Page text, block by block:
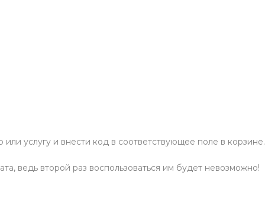
услугу и внести код в соответствующее поле в корзине.
ведь второй раз воспользоваться им будет невозможно!